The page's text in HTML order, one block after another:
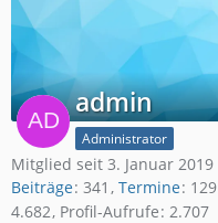
admin
Administrator
Mitglied seit 3. Januar 2019
Beiträge 341 Termine 129
4.682 Profil-Aufrufe 2.707